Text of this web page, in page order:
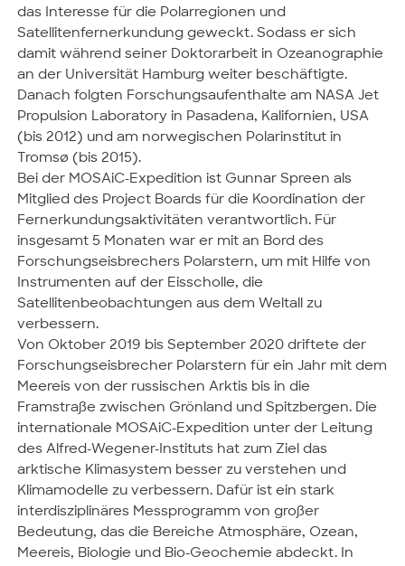
das Interesse für die Polarregionen und
Satellitenfernerkundung geweckt. Sodass er sich
damit während seiner Doktorarbeit in Ozeanographie
an der Universität Hamburg weiter beschäftigte.
Danach folgten Forschungsaufenthalte am NASA Jet
Propulsion Laboratory in Pasadena, Kalifornien, USA
(bis 2012) und am norwegischen Polarinstitut in
Tromsø (bis 2015).
Bei der MOSAiC-Expedition ist Gunnar Spreen als
Mitglied des Project Boards für die Koordination der
Fernerkundungsaktivitäten verantwortlich. Für
insgesamt 5 Monaten war er mit an Bord des
Forschungseisbrechers Polarstern, um mit Hilfe von
Instrumenten auf der Eisscholle, die
Satellitenbeobachtungen aus dem Weltall zu
verbessern.
Von Oktober 2019 bis September 2020 driftete der
Forschungseisbrecher Polarstern für ein Jahr mit dem
Meereis von der russischen Arktis bis in die
Framstraße zwischen Grönland und Spitzbergen. Die
internationale MOSAiC-Expedition unter der Leitung
des Alfred-Wegener-Instituts hat zum Ziel das
arktische Klimasystem besser zu verstehen und
Klimamodelle zu verbessern. Dafür ist ein stark
interdisziplinäres Messprogramm von großer
Bedeutung, das die Bereiche Atmosphäre, Ozean,
Meereis, Biologie und Bio-Geochemie abdeckt. In